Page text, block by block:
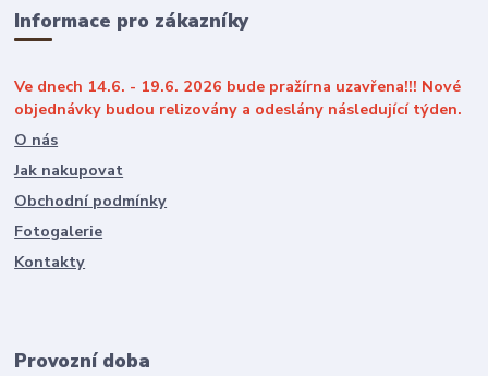
Informace pro zákazníky
Ve dnech 14.6. - 19.6. 2026 bude pražírna uzavřena!!! Nové
objednávky budou relizovány a odeslány následující týden.
O nás
Jak nakupovat
Obchodní podmínky
Fotogalerie
Kontakty
Provozní doba